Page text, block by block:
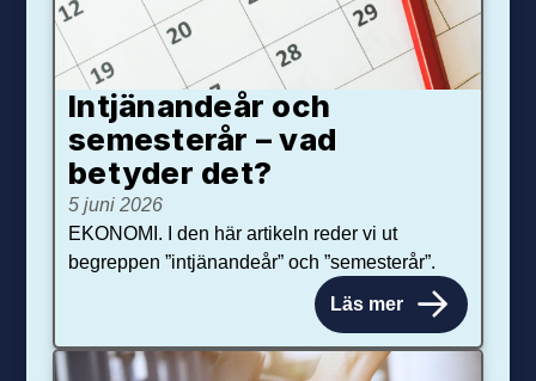
Intjänandeår och
semesterår – vad
betyder det?
5 juni 2026
EKONOMI. I den här artikeln reder vi ut
begreppen ”intjänandeår” och ”semesterår”.
Läs mer